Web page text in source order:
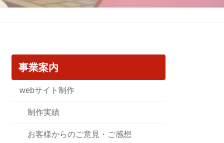
事業案内
webサイト制作
制作実績
お客様からのご意見・ご感想